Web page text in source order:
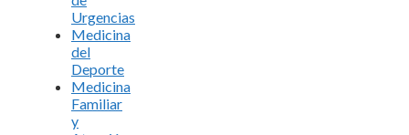
Urgencias
Medicina
del
Deporte
Medicina
Familiar
y